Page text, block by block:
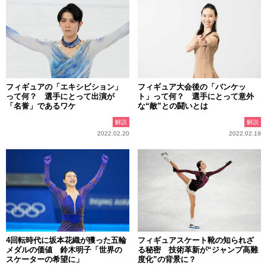
フィギュアの「エキシビション」
って何？ 選手にとって出演が
「名誉」であるワケ
解説
2022.02.20
フィギュア大会後の「バンケッ
ト」って何？ 選手にとって意外
な“敵”との闘いとは
解説
2022.02.19
4回転時代に坂本花織が獲った五輪
メダルの価値 鈴木明子「世界の
スケーターの希望に」
フィギュアスケート靴の知られざ
る秘密 技術革新が“ジャンプ高難
度化”の背景に？